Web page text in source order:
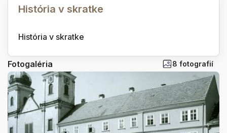
História v skratke
História v skratke
Fotogaléria 8 fotografií